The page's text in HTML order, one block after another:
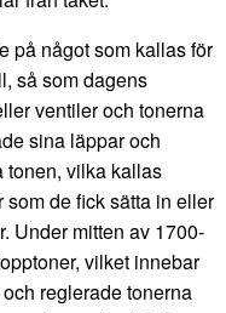
på något som kallas för
så som dagens
ventiler och tonerna
sina läppar och
tonen, vilka kallas
de fick sätta in eller
Under mitten av 1700-
vilket innebar
reglerade tonerna